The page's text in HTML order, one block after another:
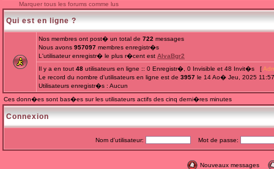
Marquer tous les forums comme lus
Qui est en ligne ?
Nos membres ont post� un total de 722 messages
Nous avons 957097 membres enregistr�s
L'utilisateur enregistr� le plus r�cent est AlvaBgr2
Il y a en tout 48 utilisateurs en ligne :: 0 Enregistr�, 0 Invisible et 48 Invit�s [
Le record du nombre d'utilisateurs en ligne est de 3957 le 14 Ao� Jeu, 2025
Utilisateurs enregistr�s : Aucun
Ces donn�es sont bas�es sur les utilisateurs actifs des cinq derni�res minutes
Connexion
Nom d'utilisateur: Mot de passe:
Nouveaux messages